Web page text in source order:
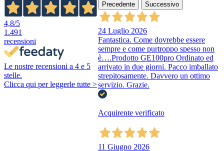
4,8/5
1.491
recensioni
Le nostre recensioni a 4 e 5
stelle.
Clicca qui per leggerle tutte >
Precedente Successivo
24 Luglio 2026
Fantastica. Come dovrebbe essere
sempre e come purtroppo spesso non
è….Prodotto GE100pro Ordinato ed
arrivato in due giorni. Pacco imballato
strepitosamente. Davvero un ottimo
servizio. Grazie.
Acquirente verificato
11 Giugno 2026